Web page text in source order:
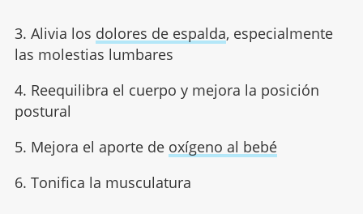
3. Alivia los dolores de espalda, especialmente
las molestias lumbares
4. Reequilibra el cuerpo y mejora la posición
postural
5. Mejora el aporte de oxígeno al bebé
6. Tonifica la musculatura